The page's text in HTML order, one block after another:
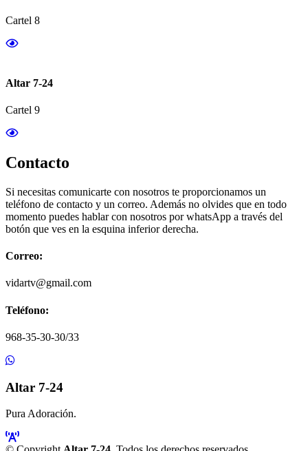
Cartel 8
Altar 7-24
Cartel 9
Contacto
Si necesitas comunicarte con nosotros te proporcionamos un
teléfono de contacto y un correo. Además no olvides que en todo
momento puedes hablar con nosotros por whatsApp a través del
botón que ves en la esquina inferior derecha.
Correo:
vidartv@gmail.com
Teléfono:
968-35-30-30/33
Altar 7-24
Pura Adoración.